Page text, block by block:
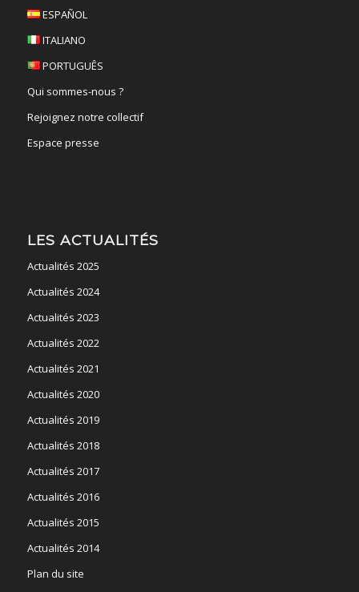
ESPAÑOL
ITALIANO
PORTUGUÊS
Qui sommes-nous ?
Rejoignez notre collectif
Espace presse
LES ACTUALITÉS
Actualités 2025
Actualités 2024
Actualités 2023
Actualités 2022
Actualités 2021
Actualités 2020
Actualités 2019
Actualités 2018
Actualités 2017
Actualités 2016
Actualités 2015
Actualités 2014
Plan du site